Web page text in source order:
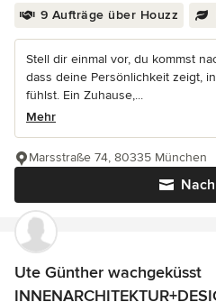
9 Aufträge über Houzz
Stell dir einmal vor, du kommst
dass deine Persönlichkeit zeigt,
fühlst. Ein Zuhause,...
Mehr
Marsstraße 74, 80335 München
Ute Günther wachgeküsst